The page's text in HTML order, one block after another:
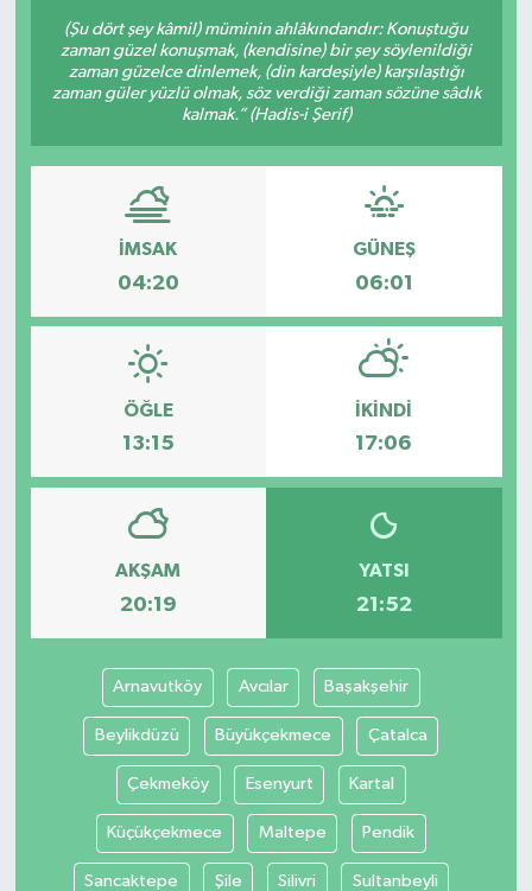
(Şu dört şey kâmil) müminin ahlâkındandır: Konuştuğu
zaman güzel konuşmak, (kendisine) bir şey söylenildiği
zaman güzelce dinlemek, (din kardeşiyle) karşılaştığı
zaman güler yüzlü olmak, söz verdiği zaman sözüne sâdık
kalmak.” (Hadis-i Şerif)
İMSAK
04:20
GÜNEŞ
06:01
ÖĞLE
13:15
İKINDI
17:06
AKŞAM
20:19
YATSI
21:52
Arnavutköy Avcılar Başakşehir
Beylikdüzü Büyükçekmece Çatalca
Çekmeköy Esenyurt Kartal
Küçükçekmece Maltepe Pendik
Sancaktepe Şile Silivri Sultanbeyli